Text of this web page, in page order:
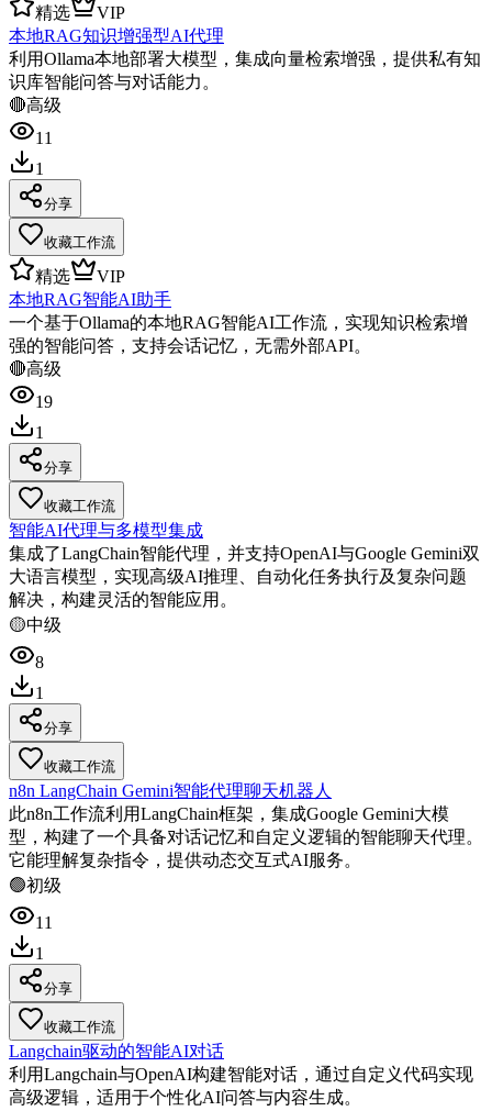
精选
VIP
本地RAG知识增强型AI代理
利用Ollama本地部署大模型，集成向量检索增强，提供私有知
识库智能问答与对话能力。
🔴高级
11
1
分享
收藏工作流
精选
VIP
本地RAG智能AI助手
一个基于Ollama的本地RAG智能AI工作流，实现知识检索增
强的智能问答，支持会话记忆，无需外部API。
🔴高级
19
1
分享
收藏工作流
智能AI代理与多模型集成
集成了LangChain智能代理，并支持OpenAI与Google Gemini双
大语言模型，实现高级AI推理、自动化任务执行及复杂问题
解决，构建灵活的智能应用。
🟡中级
8
1
分享
收藏工作流
n8n LangChain Gemini智能代理聊天机器人
此n8n工作流利用LangChain框架，集成Google Gemini大模
型，构建了一个具备对话记忆和自定义逻辑的智能聊天代理。
它能理解复杂指令，提供动态交互式AI服务。
🟢初级
11
1
分享
收藏工作流
Langchain驱动的智能AI对话
利用Langchain与OpenAI构建智能对话，通过自定义代码实现
高级逻辑，适用于个性化AI问答与内容生成。